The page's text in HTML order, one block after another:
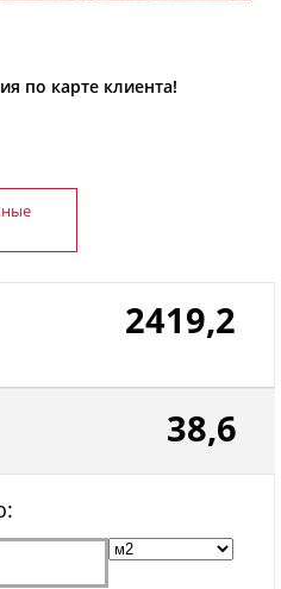
по карте клиента!
2419,2
38,6